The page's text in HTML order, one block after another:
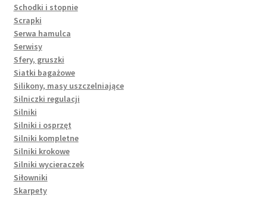
Schodki i stopnie
Scrapki
Serwa hamulca
Serwisy
Sfery, gruszki
Siatki bagażowe
Silikony, masy uszczelniające
Silniczki regulacji
Silniki
Silniki i osprzęt
Silniki kompletne
Silniki krokowe
Silniki wycieraczek
Siłowniki
Skarpety